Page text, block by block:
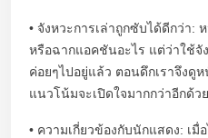
• จังหวะการเล่าถูกซับได้ดีกว่า:
หรือฉากแอคชันอะไร แต่ว่าใช้จั
ค่อยๆไปอยู่แล้ว ตอนดึกเราจึงดู
แนวโน้มจะเปิดใจมากกว่าอีกด้วย
• ความเกี่ยวข้องกับนักแสดง: เ